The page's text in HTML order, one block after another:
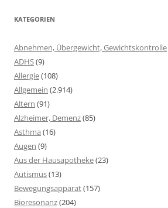
KATEGORIEN
Abnehmen, Übergewicht, Gewichtskontrolle
ADHS(9)
Allergie(108)
Allgemein (2.914)
Altern (91)
Alzheimer, Demenz(85)
Asthma (16)
Augen (9)
Aus der Hausapotheke(23)
Autismus(13)
Bewegungsapparat(157)
Bioresonanz(204)